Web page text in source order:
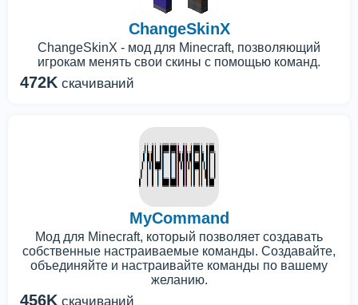
ChangeSkinX
ChangeSkinX - мод для Minecraft, позволяющий
игрокам менять свои скины с помощью команд.
472K скачиваний
MyCommand
Мод для Minecraft, который позволяет создавать
собственные настраиваемые команды. Создавайте,
объединяйте и настраивайте команды по вашему
желанию.
456K скачиваний